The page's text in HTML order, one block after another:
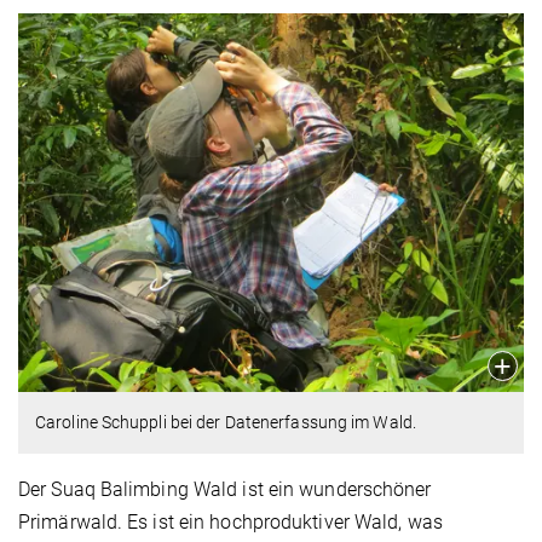
Caroline Schuppli bei der Datenerfassung im Wald.
Der Suaq Balimbing Wald ist ein wunderschöner
Primärwald. Es ist ein hochproduktiver Wald, was